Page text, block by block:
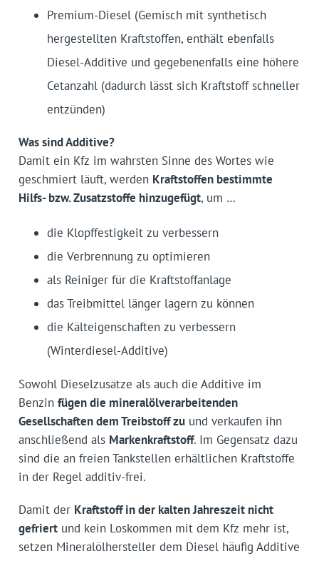
Premium-Diesel (Gemisch mit synthetisch
hergestellten Kraftstoffen, enthält ebenfalls
Diesel-Additive und gegebenenfalls eine höhere
Cetanzahl (dadurch lässt sich Kraftstoff schneller
entzünden)
Was sind Additive?
Damit ein Kfz im wahrsten Sinne des Wortes wie
geschmiert läuft, werden Kraftstoffen bestimmte
Hilfs- bzw. Zusatzstoffe hinzugefügt, um …
die Klopffestigkeit zu verbessern
die Verbrennung zu optimieren
als Reiniger für die Kraftstoffanlage
das Treibmittel länger lagern zu können
die Kälteigenschaften zu verbessern
(Winterdiesel-Additive)
Sowohl Dieselzusätze als auch die Additive im
Benzin fügen die mineralölverarbeitenden
Gesellschaften dem Treibstoff zuund verkaufen ihn
anschließend als Markenkraftstoff. Im Gegensatz dazu
sind die an freien Tankstellen erhältlichen Kraftstoffe
in der Regel additiv-frei.
Damit der Kraftstoff in der kalten Jahreszeit nicht
gefriertund kein Loskommen mit dem Kfz mehr ist,
setzen Mineralölhersteller dem Diesel häufig Additive